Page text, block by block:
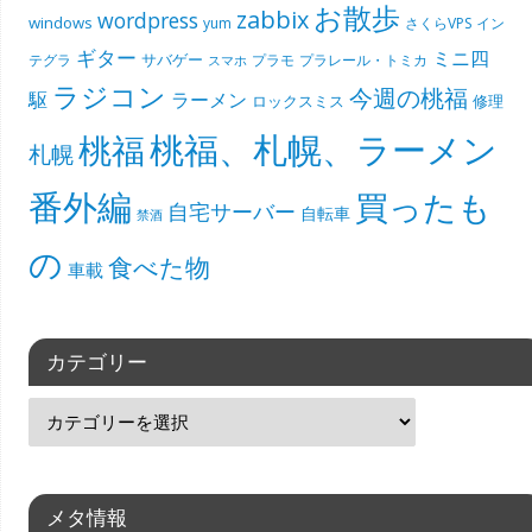
windows wordpress yum zabbix お散歩 さくらVPS イン
テグラ ギター サバゲー スマホ プラモ プラレール・トミカ ミニ四
駆 ラジコン ラーメン ロックスミス 今週の桃福 修理
札幌桃福桃福、札幌、ラーメン
番外編 禁酒 自宅サーバー 自転車 買ったも
の 車載 食べた物
カテゴリー
メタ情報